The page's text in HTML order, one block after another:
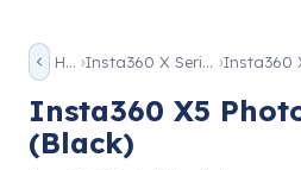
Home Insta360 X Serie Toebehoren
Insta360 X5
(Black)